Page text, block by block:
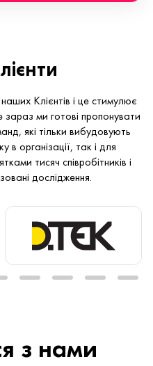
Клієнтів і це стимулює
ми готові пропонувати
які тільки вибудовують
в організації, так і для
тисяч співробітників і
дослідження.
з нами